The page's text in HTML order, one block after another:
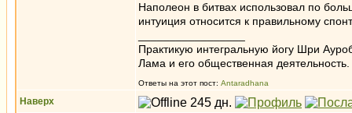
Наполеон в битвах использовал по
интуиция относится к правильному
Практикую интегральную йогу Шри
Лама и его общественная деятельность.
Ответы на этот пост: Antaradhana
Наверх